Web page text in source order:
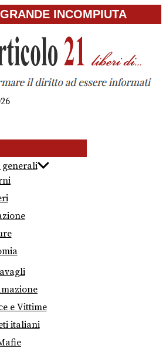
INCOMPIUTA
generali
e Vittime
italiani